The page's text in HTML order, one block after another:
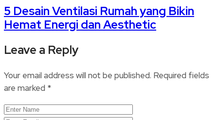
5 Desain Ventilasi Rumah yang Bikin
Hemat Energi dan Aesthetic
Leave a Reply
Your email address will not be published. Required fields
are marked *